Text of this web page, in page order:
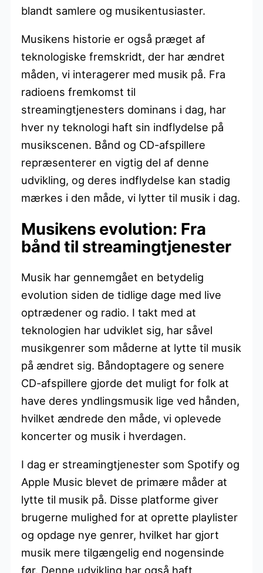
blandt samlere og musikentusiaster.
Musikens historie er også præget af
teknologiske fremskridt, der har ændret
måden, vi interagerer med musik på. Fra
radioens fremkomst til
streamingtjenesters dominans i dag, har
hver ny teknologi haft sin indflydelse på
musikscenen. Bånd og CD-afspillere
repræsenterer en vigtig del af denne
udvikling, og deres indflydelse kan stadig
mærkes i den måde, vi lytter til musik i dag.
Musikens evolution: Fra
bånd til streamingtjenester
Musik har gennemgået en betydelig
evolution siden de tidlige dage med live
optrædener og radio. I takt med at
teknologien har udviklet sig, har såvel
musikgenrer som måderne at lytte til musik
på ændret sig. Båndoptagere og senere
CD-afspillere gjorde det muligt for folk at
have deres yndlingsmusik lige ved hånden,
hvilket ændrede den måde, vi oplevede
koncerter og musik i hverdagen.
I dag er streamingtjenester som Spotify og
Apple Music blevet de primære måder at
lytte til musik på. Disse platforme giver
brugerne mulighed for at oprette playlister
og opdage nye genrer, hvilket har gjort
musik mere tilgængelig end nogensinde
før. Denne udvikling har også haft